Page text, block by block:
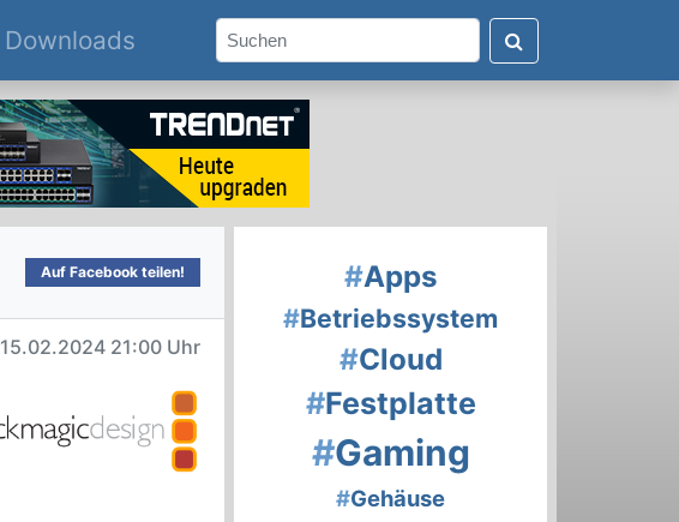
Downloads
Auf Facebook teilen!
15.02.2024 21:00 Uhr
#Apps
#Betriebssystem
#Cloud
#Festplatte
#Gaming
#Gehäuse